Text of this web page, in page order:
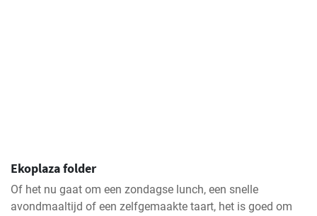
Ekoplaza folder
Of het nu gaat om een zondagse lunch, een snelle
avondmaaltijd of een zelfgemaakte taart, het is goed om